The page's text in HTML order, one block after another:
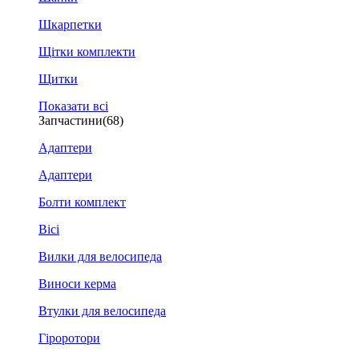
Шкарпетки
Щітки комплекти
Щитки
Показати всі
Запчастини(68)
Адаптери
Адаптери
Болти комплект
Вісі
Вилки для велосипеда
Виноси керма
Втулки для велосипеда
Гіроротори